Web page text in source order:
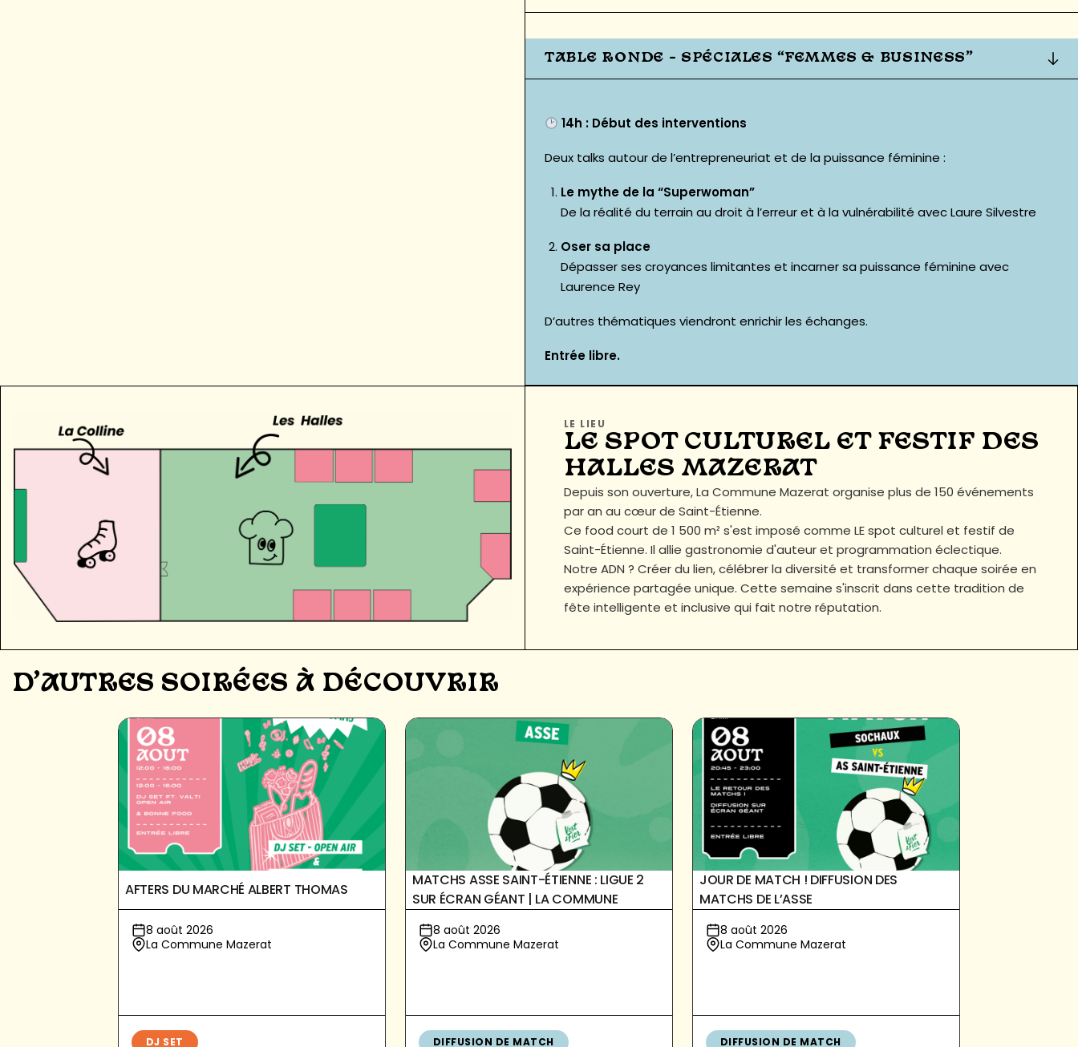
TABLE RONDE – SPÉCIALES “FEMMES & BUSINESS”
14h : Début des interventions
Deux talks autour de l’entrepreneuriat et de la puissance féminine :
Le mythe de la “Superwoman”
De la réalité du terrain au droit à l’erreur et à la vulnérabilité avecLaure Silvestre
Oser sa place
Dépasser ses croyances limitantes et incarner sa puissance féminine avec
Laurence Rey
D’autres thématiques viendront enrichir les échanges.
Entrée libre.
LE LIEU
LE SPOT CULTUREL ET FESTIF DES
HALLES MAZERAT
Depuis son ouverture, La Commune Mazerat organise plus de 150 événements
par an au cœur de Saint-Étienne.
Ce food court de 1 500 m² s'est imposé comme LE spot culturel et festif de
Saint-Étienne. Il allie gastronomie d'auteur et programmation éclectique.
Notre ADN ? Créer du lien, célébrer la diversité et transformer chaque soirée en
expérience partagée unique. Cette semaine s'inscrit dans cette tradition de
fête intelligente et inclusive qui fait notre réputation.
D'AUTRES SOIRÉES À DÉCOUVRIR
AFTERS DU MARCHÉ ALBERT THOMAS
8 août 2026
La Commune Mazerat
DJ SET
MATCHS ASSE SAINT-ÉTIENNE : LIGUE 2
SUR ÉCRAN GÉANT | LA COMMUNE
8 août 2026
La Commune Mazerat
DIFFUSION DE MATCH
JOUR DE MATCH ! DIFFUSION DES
MATCHS DE L’ASSE
8 août 2026
La Commune Mazerat
DIFFUSION DE MATCH